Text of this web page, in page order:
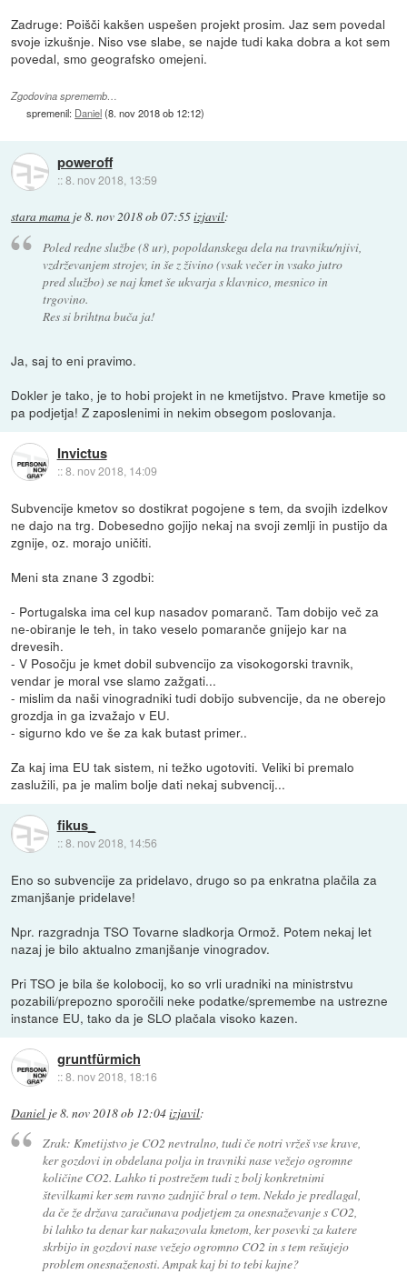
Zadruge: Poišči kakšen uspešen projekt prosim. Jaz sem povedal
svoje izkušnje. Niso vse slabe, se najde tudi kaka dobra a kot sem
povedal, smo geografsko omejeni.
Zgodovina sprememb…
spremenil: Daniel(8. nov 2018 ob 12:12)
poweroff
::8. nov 2018, 13:59
stara mama je8. nov 2018 ob 07:55izjavil:
Poled redne službe (8 ur), popoldanskega dela na travniku/njivi,
vzdrževanjem strojev, in še z živino (vsak večer in vsako jutro
pred službo) se naj kmet še ukvarja s klavnico, mesnico in
trgovino.
Res si brihtna buča ja!
Ja, saj to eni pravimo.
Dokler je tako, je to hobi projekt in ne kmetijstvo. Prave kmetije so
pa podjetja! Z zaposlenimi in nekim obsegom poslovanja.
Invictus
::8. nov 2018, 14:09
Subvencije kmetov so dostikrat pogojene s tem, da svojih izdelkov
ne dajo na trg. Dobesedno gojijo nekaj na svoji zemlji in pustijo da
zgnije, oz. morajo uničiti.
Meni sta znane 3 zgodbi:
- Portugalska ima cel kup nasadov pomaranč. Tam dobijo več za
ne-obiranje le teh, in tako veselo pomaranče gnijejo kar na
drevesih.
- V Posočju je kmet dobil subvencijo za visokogorski travnik,
vendar je moral vse slamo zažgati...
- mislim da naši vinogradniki tudi dobijo subvencije, da ne oberejo
grozdja in ga izvažajo v EU.
- sigurno kdo ve še za kak butast primer..
Za kaj ima EU tak sistem, ni težko ugotoviti. Veliki bi premalo
zaslužili, pa je malim bolje dati nekaj subvencij...
fikus_
::8. nov 2018, 14:56
Eno so subvencije za pridelavo, drugo so pa enkratna plačila za
zmanjšanje pridelave!
Npr. razgradnja TSO Tovarne sladkorja Ormož. Potem nekaj let
nazaj je bilo aktualno zmanjšanje vinogradov.
Pri TSO je bila še kolobocij, ko so vrli uradniki na ministrstvu
pozabili/prepozno sporočili neke podatke/spremembe na ustrezne
instance EU, tako da je SLO plačala visoko kazen.
gruntfürmich
::8. nov 2018, 18:16
Daniel je8. nov 2018 ob 12:04izjavil:
Zrak: Kmetijstvo je CO2 nevtralno, tudi če notri vržeš vse krave,
ker gozdovi in obdelana polja in travniki nase vežejo ogromne
količine CO2. Lahko ti postrežem tudi z bolj konkretnimi
številkami ker sem ravno zadnjič bral o tem. Nekdo je predlagal,
da če že država zaračunava podjetjem za onesnaževanje s CO2,
bi lahko ta denar kar nakazovala kmetom, ker posevki za katere
skrbijo in gozdovi nase vežejo ogromno CO2 in s tem rešujejo
problem onesnaženosti. Ampak kaj bi to tebi kajne?